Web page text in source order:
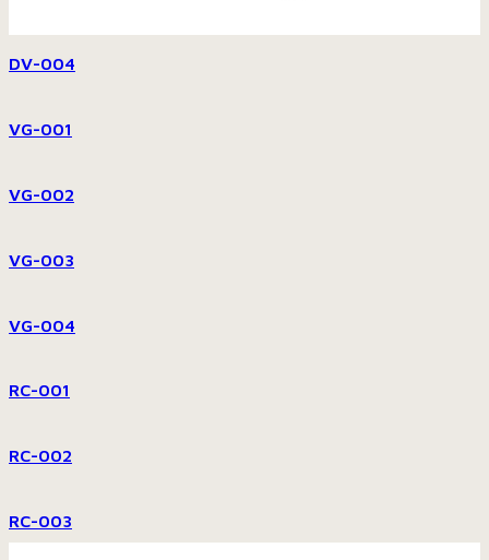
DV-004
VG-001
VG-002
VG-003
VG-004
RC-001
RC-002
RC-003